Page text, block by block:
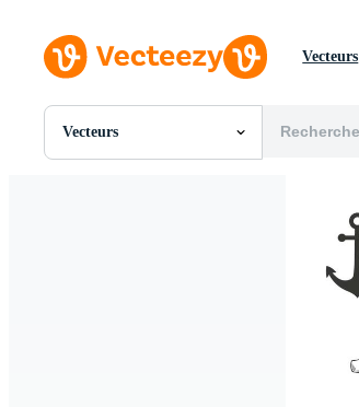
Vecteurs
Vecteurs
Toutes Images